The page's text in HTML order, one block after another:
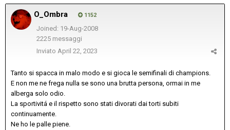
O_Ombra 1152
Joined: 19-Aug-2008
2225 messaggi
Inviato April 22, 2023
Tanto si spacca in malo modo e si gioca le semifinali di champions.
E non me ne frega nulla se sono una brutta persona, ormai in me
alberga solo odio.
La sportivitá e il rispetto sono stati divorati dai torti subiti
continuamente.
Ne ho le palle piene.